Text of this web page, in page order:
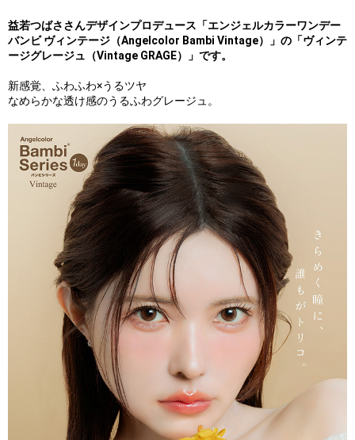
益若つばささんデザインプロデュース「エンジェルカラーワンデー
バンビ ヴィンテージ（Angelcolor Bambi Vintage）」の「ヴィンテ
ージグレージュ（Vintage GRAGE）」です。
新感覚、ふわふわ×うるツヤ
なめらかな透け感のうるふわグレージュ。